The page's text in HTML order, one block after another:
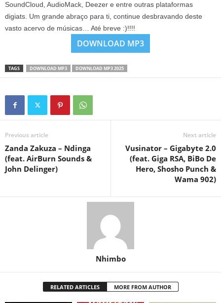
SoundCloud, AudioMack, Deezer e entre outras plataformas
digiats. Um grande abraço para ti, continue desbravando deste
vasto acervo de músicas… Até breve :)!!!!
DOWNLOAD MP3
TAGS DOWNLOAD MP3 DOWNLOAD MP3 2025
Previous article
Zanda Zakuza – Ndinga
(feat. AirBurn Sounds &
John Delinger)
Next article
Vusinator – Gigabyte 2.0
(feat. Giga RSA, BiBo De
Hero, Shosho Punch &
Wama 902)
Nhimbo
RELATED ARTICLES MORE FROM AUTHOR